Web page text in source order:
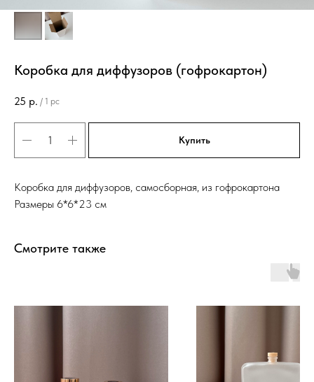
Коробка для диффузоров (гофрокартон)
25 р. / 1 pc
Купить
Коробка для диффузоров, самосборная, из гофрокартона
Размеры 6*6*23 см
Смотрите также